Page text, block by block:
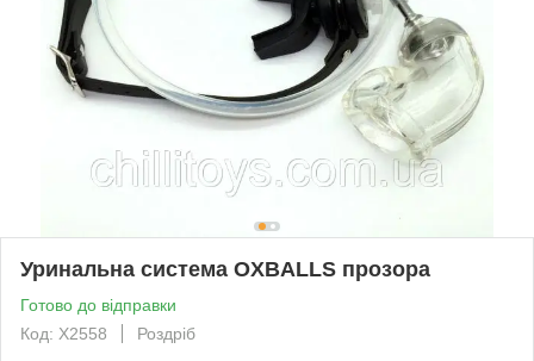
Уринальна система OXBALLS прозора
Готово до відправки
Код: X2558
Роздріб